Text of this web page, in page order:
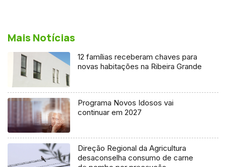
Mais Notícias
12 famílias receberam chaves para
novas habitações na Ribeira Grande
Programa Novos Idosos vai
continuar em 2027
Direção Regional da Agricultura
desaconselha consumo de carne